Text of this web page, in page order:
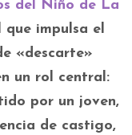
del Niño de La
impulsa el
«descarte»
un rol central:
por un joven,
de castigo,